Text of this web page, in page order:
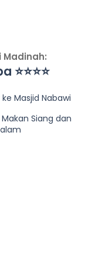
Masjid Nabawi
Siang dan